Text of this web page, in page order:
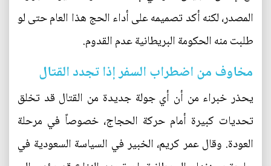
المصدر، لكنه أكد تصميمه على أداء الحج هذا العام حتى لو
طلبت منه الحكومة البريطانية عدم القدوم.
مخاوف من اضطراب السفر إذا تجدد القتال
يحذر خبراء من أن أي جولة جديدة من القتال قد تخلق
تحديات كبيرة أمام حركة الحجاج، خصوصاً في مرحلة
العودة. وقال عمر كريم، الخبير في السياسة السعودية في